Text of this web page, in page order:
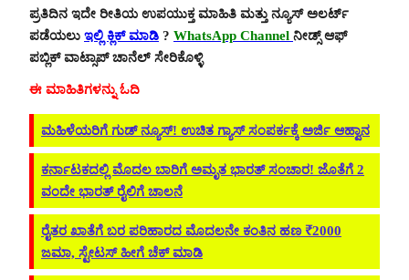
ಪ್ರತಿದಿನ ಇದೇ ರೀತಿಯ ಉಪಯುಕ್ತ ಮಾಹಿತಿ ಮತ್ತು ನ್ಯೂಸ್ ಅಲರ್ಟ್
ಪಡೆಯಲು ಇಲ್ಲಿ ಕ್ಲಿಕ್ ಮಾಡಿ ? WhatsApp Channel ನೀಡ್ಸ್ ಆಫ್
ಪಬ್ಲಿಕ್ ವಾಟ್ಸಾಪ್ ಚಾನೆಲ್ ಸೇರಿಕೊಳ್ಳಿ
ಈ ಮಾಹಿತಿಗಳನ್ನು ಓದಿ
ಮಹಿಳೆಯರಿಗೆ ಗುಡ್ ನ್ಯೂಸ್! ಉಚಿತ ಗ್ಯಾಸ್ ಸಂಪರ್ಕಕ್ಕೆ ಅರ್ಜಿ ಆಹ್ವಾನ
ಕರ್ನಾಟಕದಲ್ಲಿ ಮೊದಲ ಬಾರಿಗೆ ಅಮೃತ ಭಾರತ್ ಸಂಚಾರ! ಜೊತೆಗೆ 2
ವಂದೇ ಭಾರತ್ ರೈಲಿಗೆ ಚಾಲನೆ
ರೈತರ ಖಾತೆಗೆ ಬರ ಪರಿಹಾರದ ಮೊದಲನೇ ಕಂತಿನ ಹಣ ₹2000
ಜಮಾ, ಸ್ಟೇಟಸ್ ಹೀಗೆ ಚೆಕ್ ಮಾಡಿ